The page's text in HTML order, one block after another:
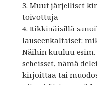
3. Muut järjelliset
toivottuja
4. Rikkinäisillä
lauseenkaltaiset:
Näihin kuuluu esim.
scheisset, nämä
kirjoittaa tai